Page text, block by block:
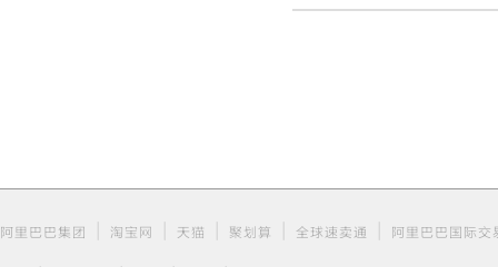
阿里巴巴集团 淘宝网 天猫 聚划算 全球速卖通 阿里巴巴国际交